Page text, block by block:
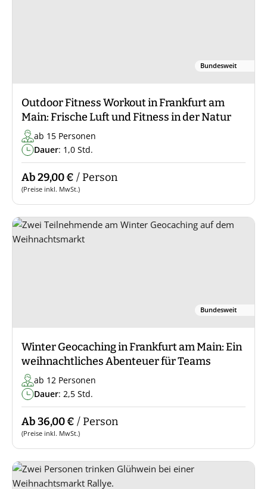
Bundesweit
Outdoor Fitness Workout in Frankfurt am
Main: Frische Luft und Fitness in der Natur
ab 15 Personen
Dauer: 1,0 Std.
Ab 29,00 € / Person
(Preise inkl. MwSt.)
Bundesweit
Winter Geocaching in Frankfurt am Main: Ein
weihnachtliches Abenteuer für Teams
ab 12 Personen
Dauer: 2,5 Std.
Ab 36,00 € / Person
(Preise inkl. MwSt.)